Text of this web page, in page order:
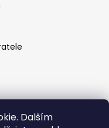
Dalším